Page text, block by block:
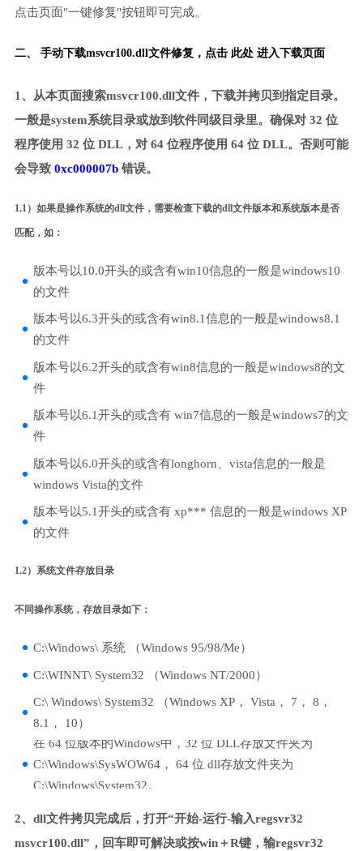
点击页面"一键修复"按钮即可完成。
二、 手动下载msvcr100.dll文件修复， 点击 此处 进入下载页面
1、从本页面搜索msvcr100.dll文件，下载并拷贝到指定目录。
一般是system系统目录或放到软件同级目录里。确保对 32 位
程序使用 32 位 DLL，对 64 位程序使用 64 位 DLL。否则可能
会导致 0xc000007b错误。
1.1）如果是操作系统的dll文件，需要检查下载的dll文件版本和系统版本是否
匹配，如：
版本号以10.0开头的或含有win10信息的一般是windows10
的文件
版本号以6.3开头的或含有win8.1信息的一般是windows8.1
的文件
版本号以6.2开头的或含有win8信息的一般是windows8的文
件
版本号以6.1开头的或含有 win7信息的一般是windows7的文
件
版本号以6.0开头的或含有longhorn、vista信息的一般是
windows Vista的文件
版本号以5.1开头的或含有 xp*** 信息的一般是windows XP
的文件
1.2）系统文件存放目录
不同操作系统，存放目录如下：
C:\Windows\ 系统 （Windows 95/98/Me）
C:\WINNT\ System32 （Windows NT/2000）
C:\ Windows\ System32 （Windows XP， Vista， 7， 8，
8.1， 10）
在 64 位版本的Windows中，32 位 DLL存放文件夹为
C:\Windows\SysWOW64， 64 位 dll存放文件夹为
C:\Windows\System32。
2、dll文件拷贝完成后，打开“开始-运行-输入regsvr32
msvcr100.dll”，回车即可解决或按win＋R键，输regsvr32